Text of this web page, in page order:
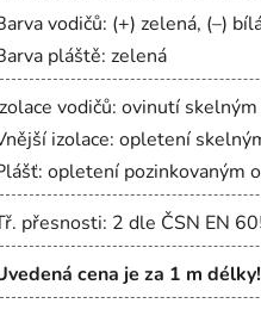
vodičů: (+) zelená, (–)
pláště: zelená
vodičů: ovinutí
izolace: opletení
opletení pozinkovaným
přesnosti: 2 dle ČSN EN
cena je za 1 m délky!